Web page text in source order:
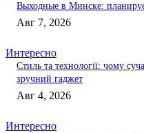
Выходные в Минске:
Авг 7, 2026
Интересно
Стиль та технології: чому
зручний гаджет
Авг 4, 2026
Интересно